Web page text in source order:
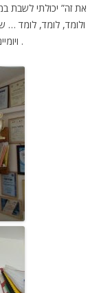
ולומד, לומד, לומד …
ויומיים לפני הם כבר התאספו סביבי, ואני לימדתי אותם.